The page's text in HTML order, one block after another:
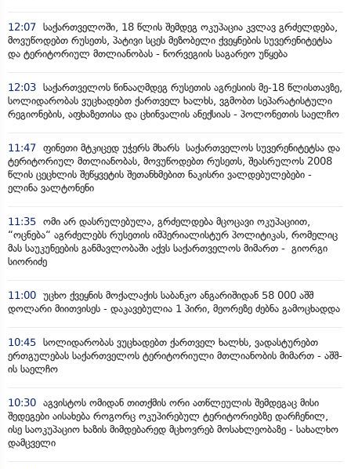
12:07 საქართველოში, 18 წლის შემდეგ ოკუპაცია კვლავ გრძელდება,
მოვუწოდებთ რუსეთს, პატივი სცეს მეზობელი ქვეყნების სუვერენიტეტსა
და ტერიტორიულ მთლიანობას - ნორვეგიის საგარეო უწყება
12:03 საქართველოს წინააღმდეგ რუსეთის აგრესიის მე-18 წლისთავზე,
სოლიდარობას ვუცხადებთ ქართველ ხალხს, ვგმობთ სეპარატისტული
რეგიონების, აფხაზეთისა და ცხინვალის ანექსიას - პოლონეთის საელჩო
11:47 ფინეთი მტკიცედ უჭერს მხარს საქართველოს სუვერენიტეტსა და
ტერიტორიულ მთლიანობას, მოვუწოდებთ რუსეთს, შეასრულოს 2008
წლის ცეცხლის შეწყვეტის შეთანხმებით ნაკისრი ვალდებულებები -
ელინა ვალტონენი
11:35 ომი არ დასრულებულა, გრძელდება მცოცავი ოკუპაციით,
“ოცნება“ აგრძელებს რუსეთის იმპერიალისტურ პოლიტიკას, რომელიც
მას საუკუნეების განმავლობაში აქვს საქართველოს მიმართ - გიორგი
სიორიძე
11:00 უცხო ქვეყნის მოქალაქის საბანკო ანგარიშიდან 58 000 აშშ
დოლარი მიითვისეს - დაკავებულია 1 პირი, მეორეზე ძებნა გამოცხადდა
10:45 სოლიდარობას ვუცხადებთ ქართველ ხალხს, ვადასტურებთ
ერთგულებას საქართველოს ტერიტორიული მთლიანობის მიმართ - აშშ-
ის საელჩო
10:30 აგვისტოს ომიდან თითქმის ორი ათწლეულის შემდეგაც მისი
შედეგები აისახება როგორც ოკუპირებულ ტერიტორიებზე დარჩენილ,
ისე საოკუპაციო ხაზის მიმდებარედ მცხოვრებ მოსახლეობაზე - სახალხო
დამცველი